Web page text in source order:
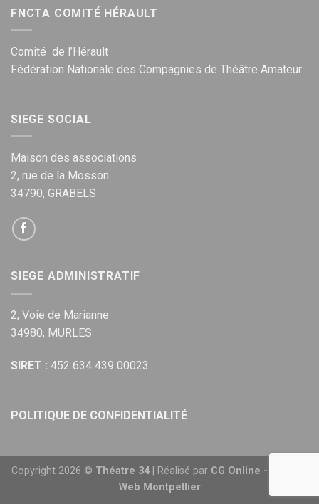
FNCTA COMITÉ HÉRAULT
Comité de l’Hérault
Fédération Nationale des Compagnies de Théâtre Amateur
SIEGE SOCIAL
Maison des associations
2, rue de la Mosson
34790, GRABELS
SIEGE ADMINISTRATIF
2, Voie de Marianne
34980, MURLES
SIRET : 452 634 439 00023
POLITIQUE DE CONFIDENTIALITÉ
Copyright 2026 © Théatre 34| Réalisé par CG Online - Agence
Web Montpellier